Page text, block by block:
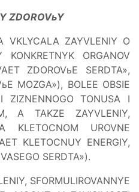
ZDOROVьY
VKLYCALA ZAYVLENIY O
ORGANOV
ZDOROVьE SERDTA»,
MOZGA»), BOLEE OBSIE
ZIZNENNOGO TONUSA I
A TAKZE ZAYVLENIY,
KLETOCNOM UROVNE
KLETOCNUY ENERGIY,
SERDTA»).
SFORMULIROVANNYE